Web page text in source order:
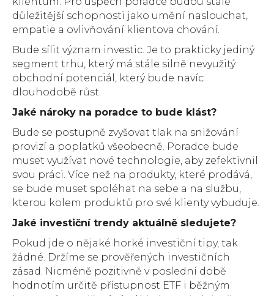
důležitější schopnosti jako umění naslouchat,
empatie a ovlivňování klientova chování.
Bude sílit význam investic. Je to prakticky jediný
segment trhu, který má stále silně nevyužitý
obchodní potenciál, který bude navíc
dlouhodobě růst.
Jaké nároky na poradce to bude klást?
Bude se postupně zvyšovat tlak na snižování
provizí a poplatků všeobecně. Poradce bude
muset využívat nové technologie, aby zefektivnil
svou práci. Více než na produkty, které prodává,
se bude muset spoléhat na sebe a na službu,
kterou kolem produktů pro své klienty vybuduje.
Jaké investiční trendy aktuálně sledujete?
Pokud jde o nějaké horké investiční tipy, tak
žádné. Držíme se prověřených investičních
zásad. Nicméně pozitivně v poslední době
hodnotím určitě přístupnost ETF i běžným